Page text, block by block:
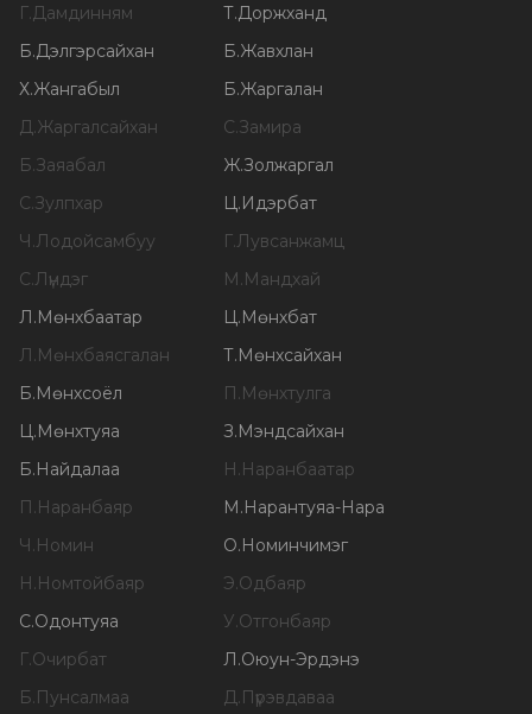
Г.Дамдинням Т.Доржханд
Б.Дэлгэрсайхан Б.Жавхлан
Х.Жангабыл Б.Жаргалан
Д.Жаргалсайхан С.Замира
Б.Заяабал Ж.Золжаргал
С.Зулпхар Ц.Идэрбат
Ч.Лодойсамбуу Г.Лувсанжамц
С.Лүндэг М.Мандхай
Л.Мөнхбаатар Ц.Мөнхбат
Л.Мөнхбаясгалан Т.Мөнхсайхан
Б.Мөнхсоёл П.Мөнхтулга
Ц.Мөнхтуяа З.Мэндсайхан
Б.Найдалаа Н.Наранбаатар
П.Наранбаяр М.Нарантуяа-Нара
Ч.Номин О.Номинчимэг
Н.Номтойбаяр Э.Одбаяр
С.Одонтуяа У.Отгонбаяр
Г.Очирбат Л.Оюун-Эрдэнэ
Б.Пунсалмаа Д.Пүрэвдаваа